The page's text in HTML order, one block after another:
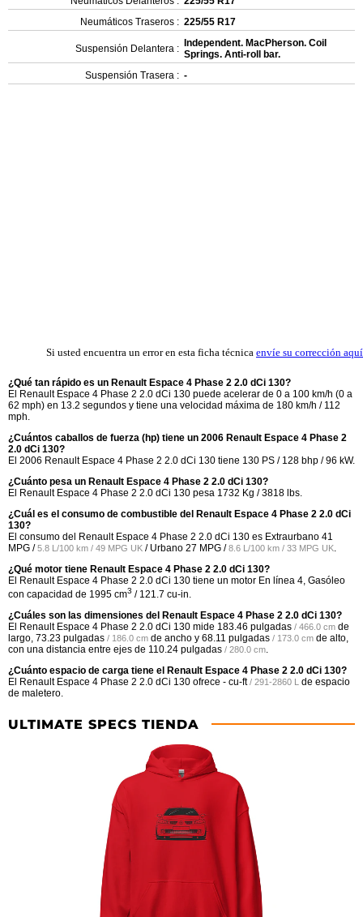
Neumáticos Traseros : 225/55 R17
Suspensión Delantera : Independent. MacPherson. Coil
Springs. Anti-roll bar.
Suspensión Trasera : -
Si usted encuentra un error en esta ficha técnica envíe su corrección aquí
¿Qué tan rápido es un Renault Espace 4 Phase 2 2.0 dCi 130?
El Renault Espace 4 Phase 2 2.0 dCi 130 puede acelerar de 0 a 100 km/h (0 a
62 mph) en 13.2 segundos y tiene una velocidad máxima de 180 km/h / 112
mph.
¿Cuántos caballos de fuerza (hp) tiene un 2006 Renault Espace 4 Phase 2
2.0 dCi 130?
El 2006 Renault Espace 4 Phase 2 2.0 dCi 130 tiene 130 PS / 128 bhp / 96 kW.
¿Cuánto pesa un Renault Espace 4 Phase 2 2.0 dCi 130?
El Renault Espace 4 Phase 2 2.0 dCi 130 pesa 1732 Kg / 3818 lbs.
¿Cuál es el consumo de combustible del Renault Espace 4 Phase 2 2.0 dCi
130?
El consumo del Renault Espace 4 Phase 2 2.0 dCi 130 es Extraurbano 41
MPG /5.8 L/100 km / 49 MPG UK / Urbano 27 MPG /8.6 L/100 km / 33 MPG UK
¿Qué motor tiene Renault Espace 4 Phase 2 2.0 dCi 130?
El Renault Espace 4 Phase 2 2.0 dCi 130 tiene un motor En línea 4, Gasóleo
con capacidad de 1995 cm3 / 121.7 cu-in.
¿Cuáles son las dimensiones del Renault Espace 4 Phase 2 2.0 dCi 130?
El Renault Espace 4 Phase 2 2.0 dCi 130 mide 183.46 pulgadas / 466.0 cm de
largo, 73.23 pulgadas / 186.0 cm de ancho y 68.11 pulgadas / 173.0 cm de alto,
con una distancia entre ejes de 110.24 pulgadas / 280.0 cm
¿Cuánto espacio de carga tiene el Renault Espace 4 Phase 2 2.0 dCi 130?
El Renault Espace 4 Phase 2 2.0 dCi 130 ofrece - cu-ft / 291-2860 L de espacio
de maletero.
ULTIMATE SPECS TIENDA